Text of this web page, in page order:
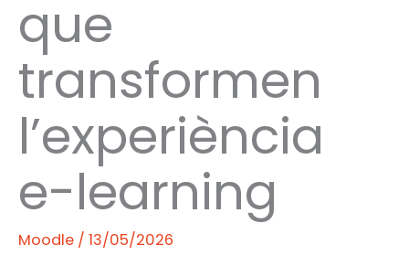
que
transformen
l’experiència
e-learning
Moodle / 13/05/2026